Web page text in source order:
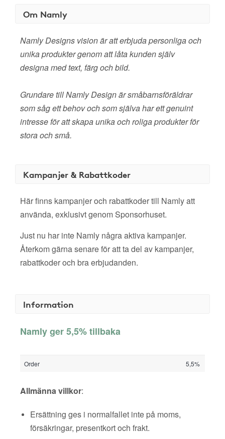
Om Namly
Namly Designs vision är att erbjuda personliga och
unika produkter genom att låta kunden själv
designa med text, färg och bild.
Grundare till Namly Design är småbarnsföräldrar
som såg ett behov och som själva har ett genuint
intresse för att skapa unika och roliga produkter för
stora och små.
Kampanjer & Rabattkoder
Här finns kampanjer och rabattkoder till Namly att
använda, exklusivt genom Sponsorhuset.
Just nu har inte Namly några aktiva kampanjer.
Återkom gärna senare för att ta del av kampanjer,
rabattkoder och bra erbjudanden.
Information
Namly ger 5,5% tillbaka
Order 5,5%
Allmänna villkor:
Ersättning ges i normalfallet inte på moms,
försäkringar, presentkort och frakt.